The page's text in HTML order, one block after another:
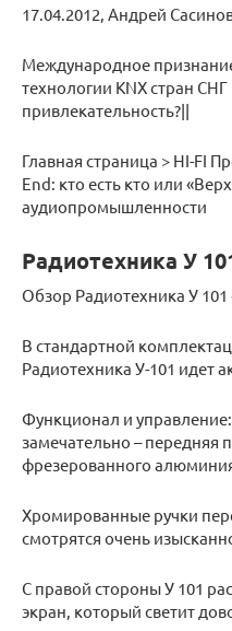
17.04.2012, Андрей
Международное
технологии KNX стран
привлекательность?||
Главная страница > HI-FI
End: кто есть кто или
аудиопромышленности
Радиотехника У
Обзор Радиотехника У 101
В стандартной
Радиотехника У-101 идет
Функционал и
замечательно – передняя
фрезерованного
Хромированные ручки
смотрятся очень
С правой стороны У 101
экран, который светит